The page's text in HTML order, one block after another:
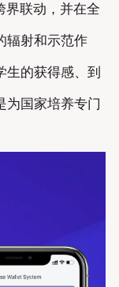
界联动，并在全
辐射和示范作
生的获得感、到
为国家培养专门